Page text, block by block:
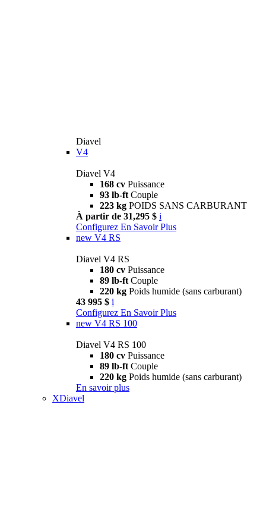
Diavel
V4
Diavel V4
168 cv Puissance
93 lb-ft Couple
223 kg POIDS SANS CARBURANT
À partir de 31,295 $ i
Configurez En Savoir Plus
new V4 RS
Diavel V4 RS
180 cv Puissance
89 lb-ft Couple
220 kg Poids humide (sans carburant)
43 995 $ i
Configurez En Savoir Plus
new V4 RS 100
Diavel V4 RS 100
180 cv Puissance
89 lb-ft Couple
220 kg Poids humide (sans carburant)
En savoir plus
XDiavel